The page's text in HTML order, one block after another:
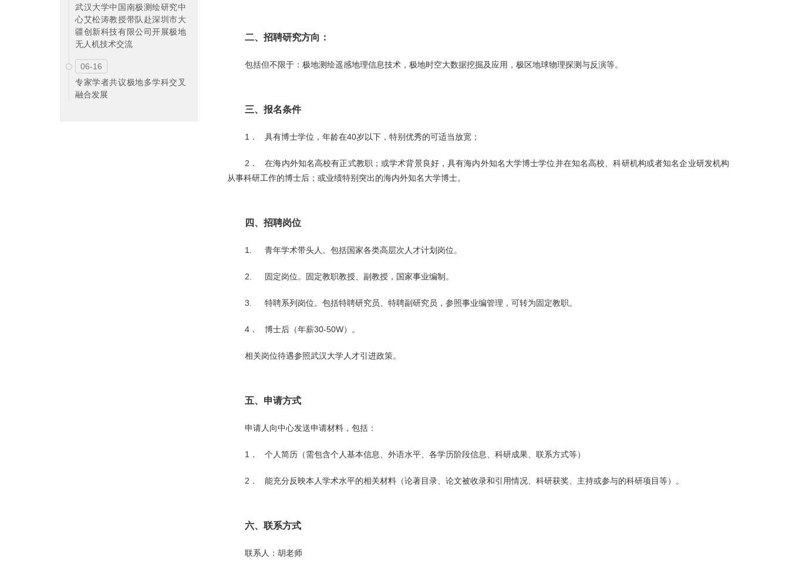
武汉大学中国南极测绘研究中
心艾松涛教授带队赴深圳市大
疆创新科技有限公司开展极地
无人机技术交流
06-16
专家学者共议极地多学科交叉
融合发展
二、招聘研究方向：
包括但不限于：极地测绘遥感地理信息技术，极地时空大数据挖掘及应用，极区地球物理探测与反演等。
三、报名条件
1． 具有博士学位，年龄在40岁以下，特别优秀的可适当放宽；
2．
在海内外知名高校有正式教职；或学术背景良好，具有海内外知名大学博士学位并在知名高校、科研机构或者知名企业研发机构
从事科研工作的博士后；或业绩特别突出的海内外知名大学博士。
四、招聘岗位
1. 青年学术带头人。包括国家各类高层次人才计划岗位。
2. 固定岗位。固定教职教授、副教授，国家事业编制。
3. 特聘系列岗位。包括特聘研究员、特聘副研究员，参照事业编管理，可转为固定教职。
4． 博士后（年薪30-50W）。
相关岗位待遇参照武汉大学人才引进政策。
五、申请方式
申请人向中心发送申请材料，包括：
1． 个人简历（需包含个人基本信息、外语水平、各学历阶段信息、科研成果、联系方式等）
2． 能充分反映本人学术水平的相关材料（论著目录、论文被收录和引用情况、科研获奖、主持或参与的科研项目等）。
六、联系方式
联系人：胡老师